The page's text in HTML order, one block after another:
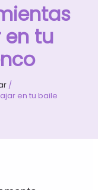
tu
en tu baile